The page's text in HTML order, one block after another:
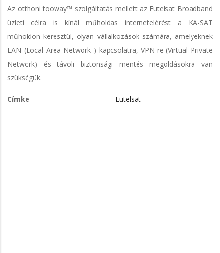
Az otthoni tooway™ szolgáltatás mellett az Eutelsat Broadband
üzleti célra is kínál műholdas internetelérést a KA-SAT
műholdon keresztül, olyan vállalkozások számára, amelyeknek
LAN (Local Area Network ) kapcsolatra, VPN-re (Virtual Private
Network) és távoli biztonsági mentés megoldásokra van
szükségük.
Címke Eutelsat